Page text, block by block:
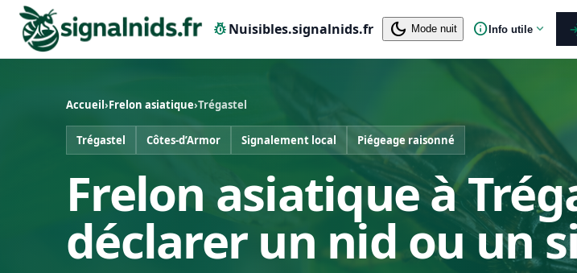
pest_controlNuisibles.signalnids.fr dark_mode Mode nuit infoInfo utile expand_more
Accueil›Frelon asiatique›Trégastel
Trégastel Côtes-d’Armor Signalement local Piégeage raisonné
Frelon asiatique à
déclarer un nid ou un